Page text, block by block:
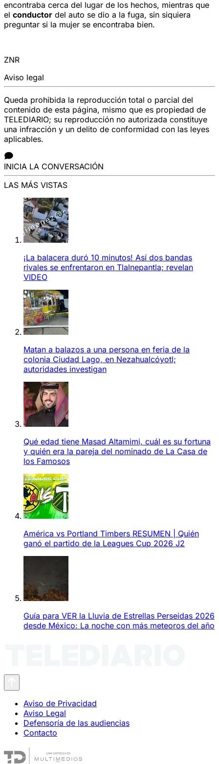
encontraba cerca del lugar de los hechos, mientras que
el conductor del auto se dio a la fuga, sin siquiera
preguntar si la mujer se encontraba bien.
ZNR
Aviso legal
Queda prohibida la reproducción total o parcial del
contenido de esta página, mismo que es propiedad de
TELEDIARIO; su reproducción no autorizada constituye
una infracción y un delito de conformidad con las leyes
aplicables.
INICIA LA CONVERSACIÓN
LAS MÁS VISTAS
¡La balacera duró 10 minutos! Así dos bandas
rivales se enfrentaron en Tlalnepantla; revelan
VIDEO
Matan a balazos a una persona en feria de la
colonia Ciudad Lago, en Nezahualcóyotl;
autoridades investigan
Qué edad tiene Masad Altamimi, cuál es su fortuna
y quién era la pareja del nominado de La Casa de
los Famosos
América vs Portland Timbers RESUMEN | Quién
ganó el partido de la Leagues Cup 2026 J2
Guía para VER la Lluvia de Estrellas Perseidas 2026
desde México: La noche con más meteoros del año
Aviso de Privacidad
Aviso Legal
Defensoría de las audiencias
Contacto